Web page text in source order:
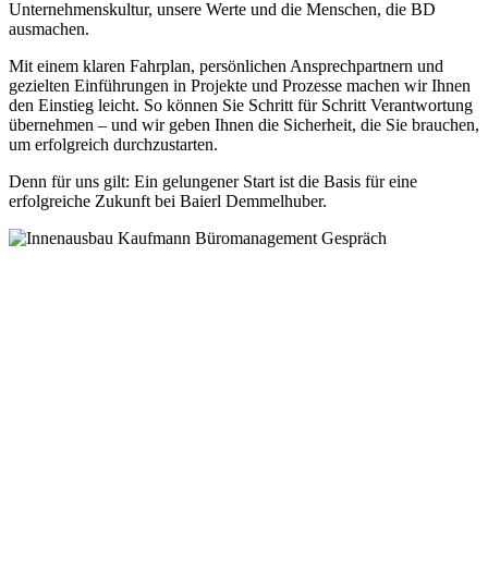
Unternehmenskultur, unsere Werte und die Menschen, die BD
ausmachen.
Mit einem klaren Fahrplan, persönlichen Ansprechpartnern und
gezielten Einführungen in Projekte und Prozesse machen wir Ihnen
den Einstieg leicht. So können Sie Schritt für Schritt Verantwortung
übernehmen – und wir geben Ihnen die Sicherheit, die Sie brauchen,
um erfolgreich durchzustarten.
Denn für uns gilt: Ein gelungener Start ist die Basis für eine
erfolgreiche Zukunft bei Baierl Demmelhuber.